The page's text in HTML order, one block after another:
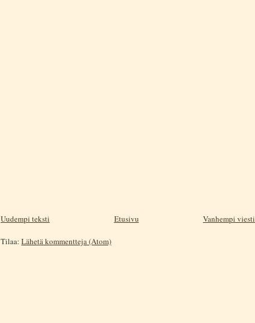
Uudempi teksti Vanhempi viesti
Etusivu
Tilaa: Lähetä kommentteja (Atom)